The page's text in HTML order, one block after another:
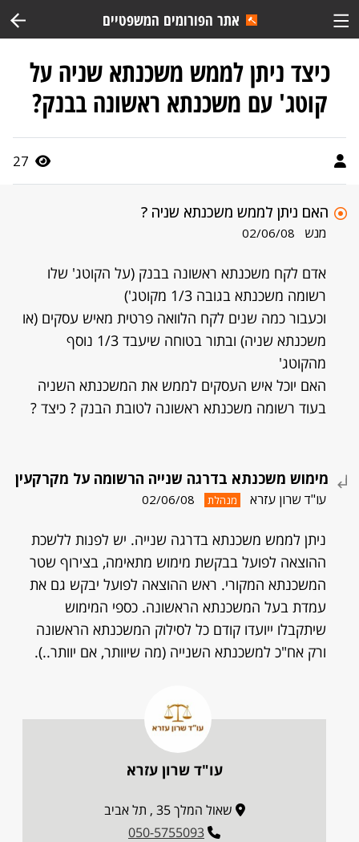
אתר הפורומים המשפטיים
כיצד ניתן לממש משכנתא שניה על
קוטג' עם משכנתא ראשונה בבנק?
27
האם ניתן לממש משכנתא שניה ?
מנש 02/06/08
אדם לקח משכנתא ראשונה בבנק (על הקוטג' שלו
רשומה משכנתא בגובה 1/3 מקוטג')
וכעבור כמה שנים לקח הלוואה פרטית מאיש עסקים (או
משכנתא שניה) ובתור בטוחה שיעבד 1/3 נוסף
מהקוטג'
האם יוכל איש העסקים לממש את המשכנתא השניה
בעוד רשומה משכנתא ראשונה לטובת הבנק ? כיצד ?
מימוש משכנתא בדרגה שנייה הרשומה על מקרקעין
עו"ד שרון עזרא מנהלת 02/06/08
ניתן לממש משכנתא בדרגה שנייה. יש לפנות ללשכת
ההוצאה לפועל בבקשת מימוש מתאימה, בצירוף שטר
המשכנתא המקורי. ראש ההוצאה לפועל יבקש גם את
עמדת בעל המשכנתא הראשונה. כספי המימוש
שיתקבלו ייועדו קודם כל לסילוק המשכנתא הראשונה
ורק אח"כ למשכנתא השנייה (מה שיוותר, אם יוותר..).
עו"ד שרון עזרא
שאול המלך 35 , תל אביב
050-5755093